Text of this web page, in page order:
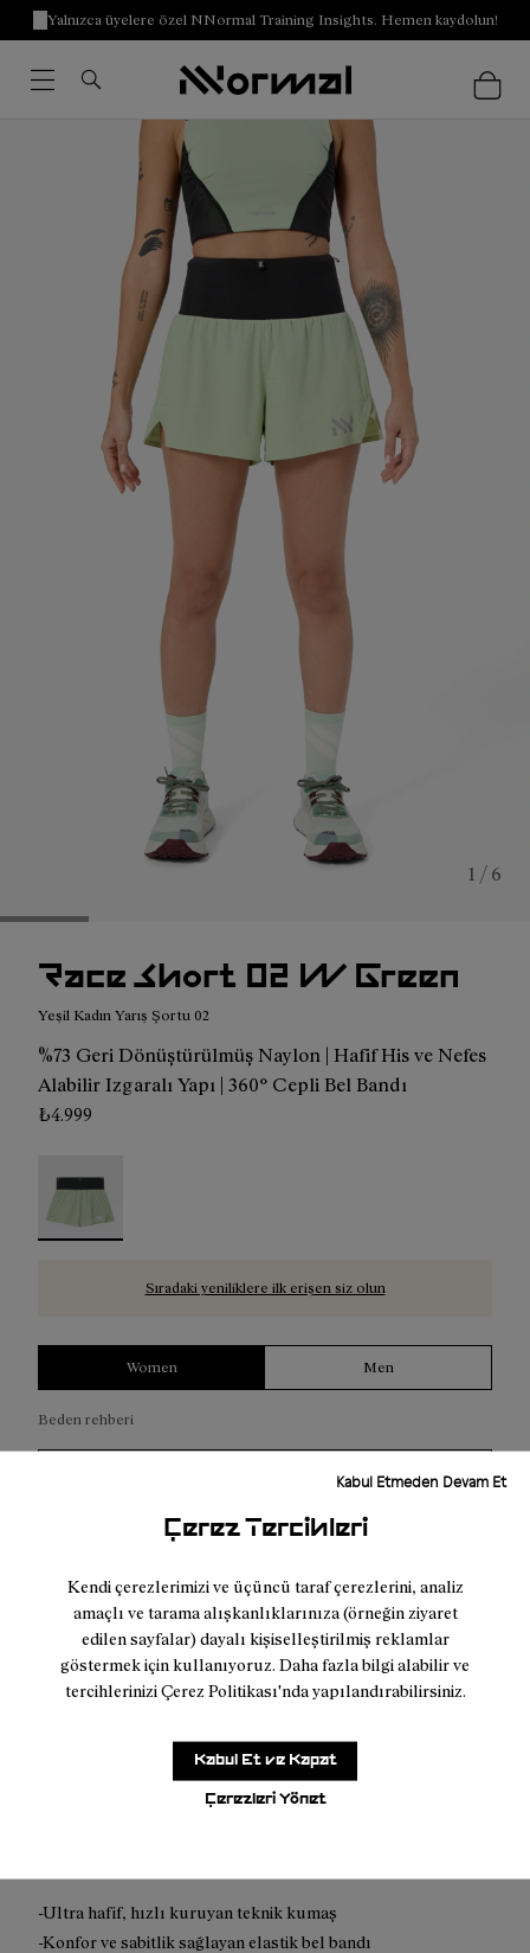
Çerez Tercihleri
Kendi çerezlerimizi ve üçüncü taraf çerezlerini, analiz
amaçlı ve tarama alışkanlıklarınıza (örneğin ziyaret
edilen sayfalar) dayalı kişiselleştirilmiş reklamlar
göstermek için kullanıyoruz. Daha fazla bilgi alabilir ve
tercihlerinizi Çerez Politikası'nda yapılandırabilirsiniz.
Çerezleri Yönet
Kabul Etmeden Devam Et
Kabul Et ve Kapat
Yalnızca üyelere özel NNormal Training Insights. Hemen kaydolun!
1 / 6
Race Short 02 W Green
Yeşil Kadın Yarış Şortu 02
%73 Geri Dönüştürülmüş Naylon | Hafif His ve Nefes
Alabilir Izgaralı Yapı | 360° Cepli Bel Bandı
₺4.999
Sıradaki yeniliklere ilk erişen siz olun
Women Men
Beden rehberi
Sepete Ekle
2250 TL üzeri alışverişlerde ücretsiz kargo
-Ultra hafif, hızlı kuruyan teknik kumaş
-Konfor ve sabitlik sağlayan elastik bel bandı